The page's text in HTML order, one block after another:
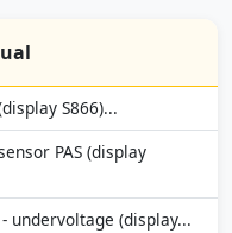
S866)...
PAS (display
undervoltage (display...